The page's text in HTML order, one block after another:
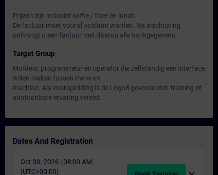
Prijzen zijn inclusief koffie / thee en lunch.
De factuur moet vooraf voldaan worden. Na inschrijving
ontvangt u een factuur met daarop alle bankgegevens.
Target Group
Monteur, programmeur en operator die zelfstandig een interface
willen maken tussen mens en
machine. Als vooropleiding is de Logo8 gevorderden training of
aantoonbare ervaring vereist.
Dates And Registration
Oct 30, 2026 | 08:00 AM
(UTC+00:00)